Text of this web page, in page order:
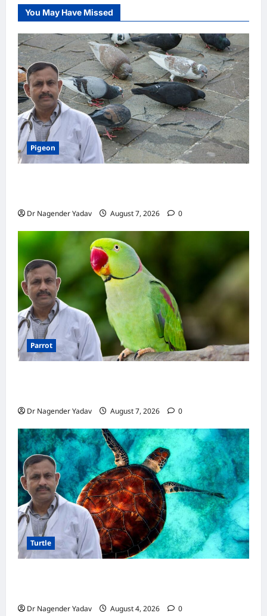
उम्र
का
अनोखा
संगम,
जानें
रंग-
बिरंगे
Macaw
तोते
की
खास
बातें
You May Have Missed
Pigeon
Dr Nagender Yadav August 7, 2026 0
Parrot
Dr Nagender Yadav August 7, 2026 0
Turtle
Dr Nagender Yadav August 4, 2026 0